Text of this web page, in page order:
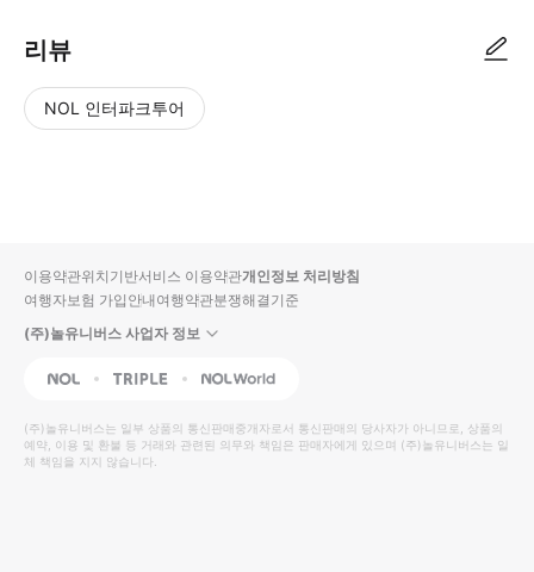
리뷰
NOL 인터파크투어
입니
다.
높
은
순
동
영
상
순
상
이용약관위치기반서비스 이용약관개인정보 처리방침
여행자보험 가입안내여행약관분쟁해결기준
(주)놀유니버스 사업자 정보
NOL Triple Interpark Global
(주)놀유니버스는 일부 상품의 통신판매중개자로서 통신판매의 당사자가 아니므로, 상품의
예약, 이용 및 환불 등 거래와 관련된 의무와 책임은 판매자에게 있으며 (주)놀유니버스는 일
체 책임을 지지 않습니다.